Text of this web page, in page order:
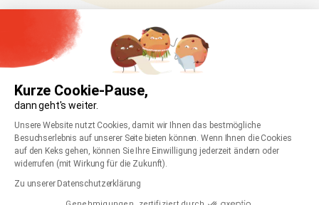
Kurze Cookie-Pause,
dann geht's weiter.
Einwilligungsmanagementplattform: Passen
Unsere Website nutzt Cookies, damit wir Ihnen das bestmögliche
Besuchserlebnis auf unserer Seite bieten können. Wenn Ihnen die Cookies
auf den Keks gehen, können Sie Ihre Einwilligung jederzeit ändern oder
widerrufen (mit Wirkung für die Zukunft).
Zu unserer Datenschutzerklärung
Axeptio consent
Newsletter-Tracking
mit Google Analytics
Um Ihre Newsletter-Performance auch in Google
Analytics zu tracken, können Sie UTM-Parameter für alle
Newsletter-Links hinterlegen. Finden Sie darüber z. B.
heraus, wie viele Conversions Ihr Newsletter erzielt hat.